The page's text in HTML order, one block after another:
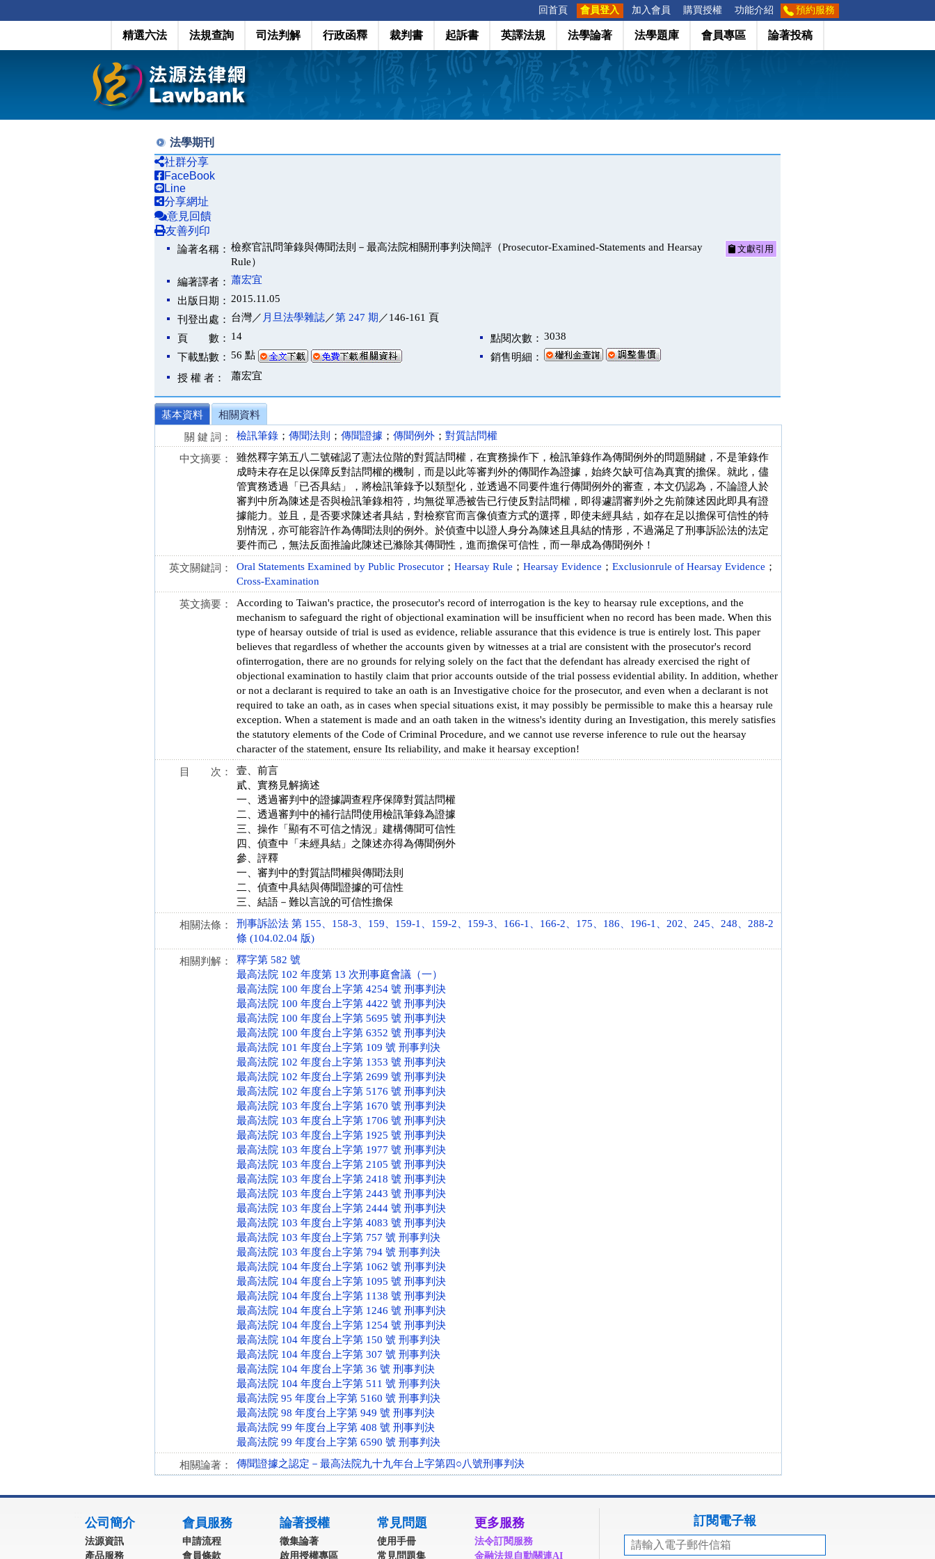
回首頁 會員登入 加入會員 購買授權 功能介紹 預約服務
精選六法 法規查詢 司法判解 行政函釋 裁判書 起訴書 英譯法規 法學論著 法學題庫 會員專區 論著投稿
法學期刊
社群分享
FaceBook
Line
分享網址
意見回饋
友善列印
論著名稱： 檢察官訊問筆錄與傳聞法則－最高法院相關刑事判決簡評（Prosecutor-Examined-Statements and Hearsay
Rule）
文獻引用
編著譯者： 蕭宏宜
出版日期： 2015.11.05
刊登出處： 台灣／ 月旦法學雜誌／第 247 期 ／146-161 頁
頁 數： 14 點閱次數： 3038
下載點數： 56 點
銷售明細：
授 權 者：
蕭宏宜
基本資料
相關資料
關 鍵 詞：
檢訊筆錄 ； 傳聞法則 ； 傳聞證據 ； 傳聞例外 ； 對質詰問權
中文摘要：
雖然釋字第五八二號確認了憲法位階的對質詰問權，在實務操作下，檢訊筆錄作為傳聞例外的問題關鍵，不是筆錄作
成時未存在足以保障反對詰問權的機制，而是以此等審判外的傳聞作為證據，始終欠缺可信為真實的擔保。就此，儘
管實務透過「已否具結」，將檢訊筆錄予以類型化，並透過不同要件進行傳聞例外的審查，本文仍認為，不論證人於
審判中所為陳述是否與檢訊筆錄相符，均無從單憑被告已行使反對詰問權，即得遽謂審判外之先前陳述因此即具有證
據能力。並且，是否要求陳述者具結，對檢察官而言像偵查方式的選擇，即使未經具結，如存在足以擔保可信性的特
別情況，亦可能容許作為傳聞法則的例外。於偵查中以證人身分為陳述且具結的情形，不過滿足了刑事訴訟法的法定
要件而己，無法反面推論此陳述已滌除其傳聞性，進而擔保可信性，而一舉成為傳聞例外！
英文關鍵詞： Oral Statements Examined by Public Prosecutor ； Hearsay Rule ； Hearsay Evidence ； Exclusionrule of Hearsay Evidence ；
Cross-Examination
英文摘要：
According to Taiwan's practice, the prosecutor's record of interrogation is the key to hearsay rule exceptions, and the
mechanism to safeguard the right of objectional examination will be insufficient when no record has been made. When this
type of hearsay outside of trial is used as evidence, reliable assurance that this evidence is true is entirely lost. This paper
believes that regardless of whether the accounts given by witnesses at a trial are consistent with the prosecutor's record
ofinterrogation, there are no grounds for relying solely on the fact that the defendant has already exercised the right of
objectional examination to hastily claim that prior accounts outside of the trial possess evidential ability. In addition, whether
or not a declarant is required to take an oath is an Investigative choice for the prosecutor, and even when a declarant is not
required to take an oath, as in cases when special situations exist, it may possibly be permissible to make this a hearsay rule
exception. When a statement is made and an oath taken in the witness's identity during an Investigation, this merely satisfies
the statutory elements of the Code of Criminal Procedure, and we cannot use reverse inference to rule out the hearsay
character of the statement, ensure Its reliability, and make it hearsay exception!
目 次：
壹、前言
貳、實務見解摘述
一、透過審判中的證據調查程序保障對質詰問權
二、透過審判中的補行詰問使用檢訊筆錄為證據
三、操作「顯有不可信之情況」建構傳聞可信性
四、偵查中「未經具結」之陳述亦得為傳聞例外
參、評釋
一、審判中的對質詰問權與傳聞法則
二、偵查中具結與傳聞證據的可信性
三、結語－難以言說的可信性擔保
相關法條：
刑事訴訟法 第 155、158-3、159、159-1、159-2、159-3、166-1、166-2、175、186、196-1、202、245、248、288-2
條 (104.02.04 版)
相關判解：
釋字第 582 號
最高法院 102 年度第 13 次刑事庭會議（一）
最高法院 100 年度台上字第 4254 號 刑事判決
最高法院 100 年度台上字第 4422 號 刑事判決
最高法院 100 年度台上字第 5695 號 刑事判決
最高法院 100 年度台上字第 6352 號 刑事判決
最高法院 101 年度台上字第 109 號 刑事判決
最高法院 102 年度台上字第 1353 號 刑事判決
最高法院 102 年度台上字第 2699 號 刑事判決
最高法院 102 年度台上字第 5176 號 刑事判決
最高法院 103 年度台上字第 1670 號 刑事判決
最高法院 103 年度台上字第 1706 號 刑事判決
最高法院 103 年度台上字第 1925 號 刑事判決
最高法院 103 年度台上字第 1977 號 刑事判決
最高法院 103 年度台上字第 2105 號 刑事判決
最高法院 103 年度台上字第 2418 號 刑事判決
最高法院 103 年度台上字第 2443 號 刑事判決
最高法院 103 年度台上字第 2444 號 刑事判決
最高法院 103 年度台上字第 4083 號 刑事判決
最高法院 103 年度台上字第 757 號 刑事判決
最高法院 103 年度台上字第 794 號 刑事判決
最高法院 104 年度台上字第 1062 號 刑事判決
最高法院 104 年度台上字第 1095 號 刑事判決
最高法院 104 年度台上字第 1138 號 刑事判決
最高法院 104 年度台上字第 1246 號 刑事判決
最高法院 104 年度台上字第 1254 號 刑事判決
最高法院 104 年度台上字第 150 號 刑事判決
最高法院 104 年度台上字第 307 號 刑事判決
最高法院 104 年度台上字第 36 號 刑事判決
最高法院 104 年度台上字第 511 號 刑事判決
最高法院 95 年度台上字第 5160 號 刑事判決
最高法院 98 年度台上字第 949 號 刑事判決
最高法院 99 年度台上字第 408 號 刑事判決
最高法院 99 年度台上字第 6590 號 刑事判決
相關論著： 傳聞證據之認定－最高法院九十九年台上字第四○八號刑事判決
公司簡介
法源資訊
產品服務
會員服務
申請流程
會員條款
論著授權
徵集論著
啟用授權專區
常見問題
使用手冊
常見問題集
更多服務
法令訂閱服務
金融法規自動關連AI
訂閱電子報